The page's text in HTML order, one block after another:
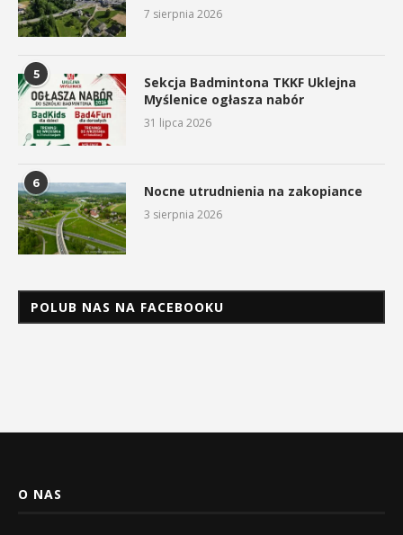
7 sierpnia 2026
5
Sekcja Badmintona TKKF Uklejna
Myślenice ogłasza nabór
31 lipca 2026
6 Nocne utrudnienia na zakopiance
3 sierpnia 2026
POLUB NAS NA FACEBOOKU
O NAS